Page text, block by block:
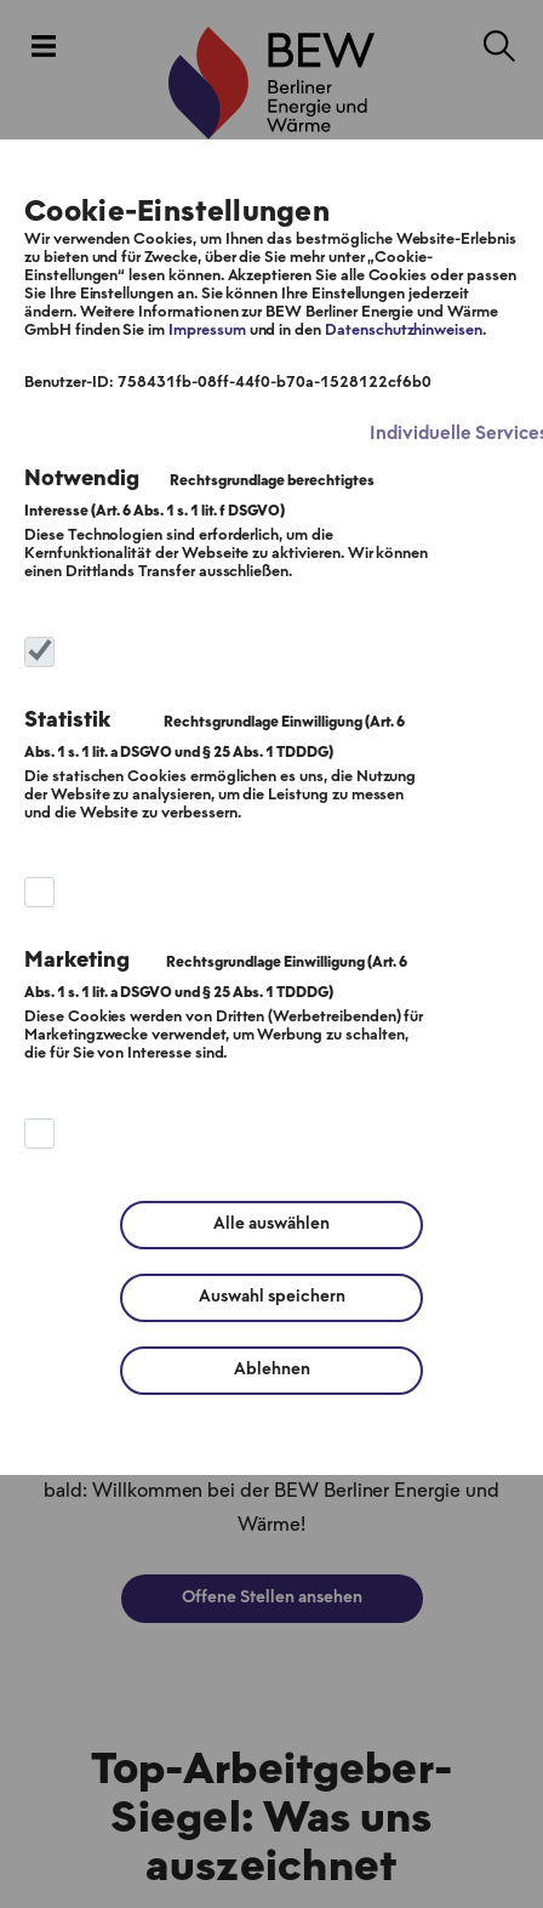
Gestalten Sie die
Wärmewende mit
Mit über 2.000 Kilometern Länge betreiben wir das
größte
Fernwärmenetz
Westeuropas und stemmen
eines der größten Themen unserer Zeit: die
Wärmewende. Als Teil der Berliner Landesfamilie ist
Werden Sie Teil eines lebendigen Teams, das
zukunftsorientierte Energie- und
Wärmelösungen realisiert und diesen Wandel aktiv
und voller Leidenschaft gestaltet. Ob Schüler:innen,
Studierende, Berufseinsteiger:innen oder
bald: Willkommen bei der BEW Berliner Energie und
Wärme!
Offene Stellen ansehen
Top-Arbeitgeber-
Siegel: Was uns
auszeichnet
Cookie-Einstellungen
Wir verwenden Cookies, um Ihnen das bestmögliche Website-Erlebnis
zu bieten und für Zwecke, über die Sie mehr unter „Cookie-
Einstellungen“ lesen können. Akzeptieren Sie alle Cookies oder passen
Sie Ihre Einstellungen an. Sie können Ihre Einstellungen jederzeit
ändern. Weitere Informationen zur BEW Berliner Energie und Wärme
GmbH finden Sie im Impressumund in den Datenschutzhinweisen.
Benutzer-ID: 758431fb-08ff-44f0-b70a-1528122cf6b0
Individuelle
Notwendig
Diese Technologien sind erforderlich, um die
Kernfunktionalität der Webseite zu aktivieren. Wir können
einen Drittlands Transfer ausschließen.
Statistik
Die statischen Cookies ermöglichen es uns, die Nutzung
der Website zu analysieren, um die Leistung zu messen
und die Website zu verbessern.
Marketing
Diese Cookies werden von Dritten (Werbetreibenden) für
Marketingzwecke verwendet, um Werbung zu schalten,
die für Sie von Interesse sind.
Alle auswählen
Auswahl speichern
Ablehnen